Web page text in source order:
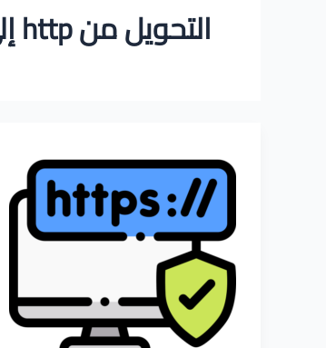
التحويل من http إلى https